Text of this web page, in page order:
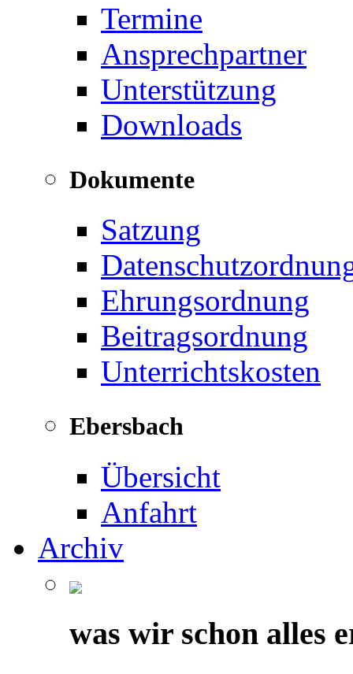
Termine
Ansprechpartner
Unterstützung
Downloads
Dokumente
Satzung
Ehrungsordnung
Beitragsordnung
Unterrichtskosten
Ebersbach
Übersicht
Anfahrt
Archiv
was wir schon alles